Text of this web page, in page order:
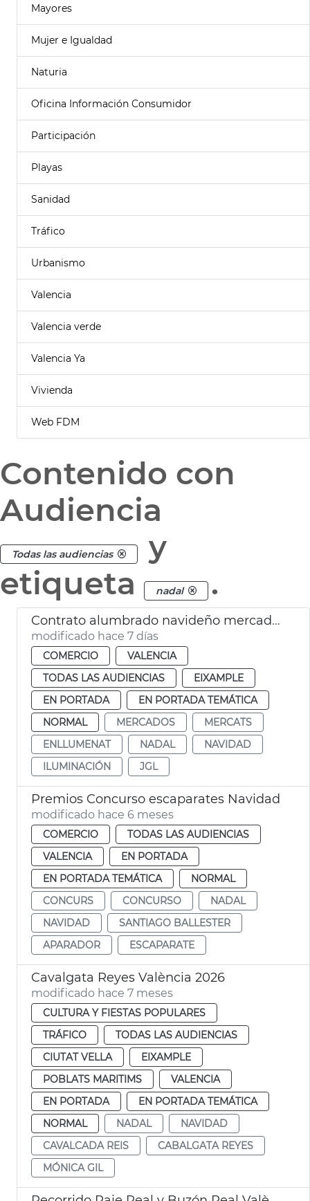
Mayores
Mujer e Igualdad
Naturia
Oficina Información Consumidor
Participación
Playas
Sanidad
Tráfico
Urbanismo
Valencia
Valencia verde
Valencia Ya
Vivienda
Web FDM
Contenido con
Audiencia
Todas las audiencias
y
etiqueta
nadal .
Contrato alumbrado navideño mercados municipales València
modificado hace 7 días
COMERCIO
VALENCIA
TODAS LAS AUDIENCIAS
EIXAMPLE
EN PORTADA
EN PORTADA TEMÁTICA
NORMAL
MERCADOS
MERCATS
ENLLUMENAT
NADAL
NAVIDAD
ILUMINACIÓN
JGL
Premios Concurso escaparates Navidad
modificado hace 6 meses
COMERCIO
TODAS LAS AUDIENCIAS
VALENCIA
EN PORTADA
EN PORTADA TEMÁTICA
NORMAL
CONCURS
CONCURSO
NADAL
NAVIDAD
SANTIAGO BALLESTER
APARADOR
ESCAPARATE
Cavalgata Reyes València 2026
modificado hace 7 meses
CULTURA Y FIESTAS POPULARES
TRÁFICO
TODAS LAS AUDIENCIAS
CIUTAT VELLA
EIXAMPLE
POBLATS MARITIMS
VALENCIA
EN PORTADA
EN PORTADA TEMÁTICA
NORMAL
NADAL
NAVIDAD
CAVALCADA REIS
CABALGATA REYES
MÓNICA GIL